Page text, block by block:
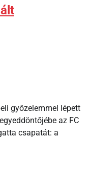
győzelemmel lépett
az FC
csapatát: a